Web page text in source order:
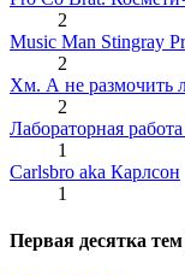
2
Music Man Stingray
2
Хм. А не размочить
2
Лабораторная
1
Carlsbro aka Карлсон
1
Первая десятка